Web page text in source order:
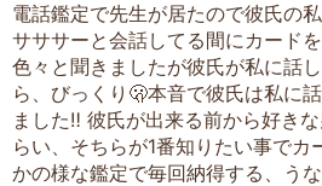
電話鑑定で先生が居たので彼氏の
サササーと会話してる間にカード
色々と聞きましたが彼氏が私に話
ら、びっくり🫢本音で彼氏は私に
ました‼︎ 彼氏が出来る前から好き
らい、そちらが1番知りたい事でカ
かの様な鑑定で毎回納得する、う